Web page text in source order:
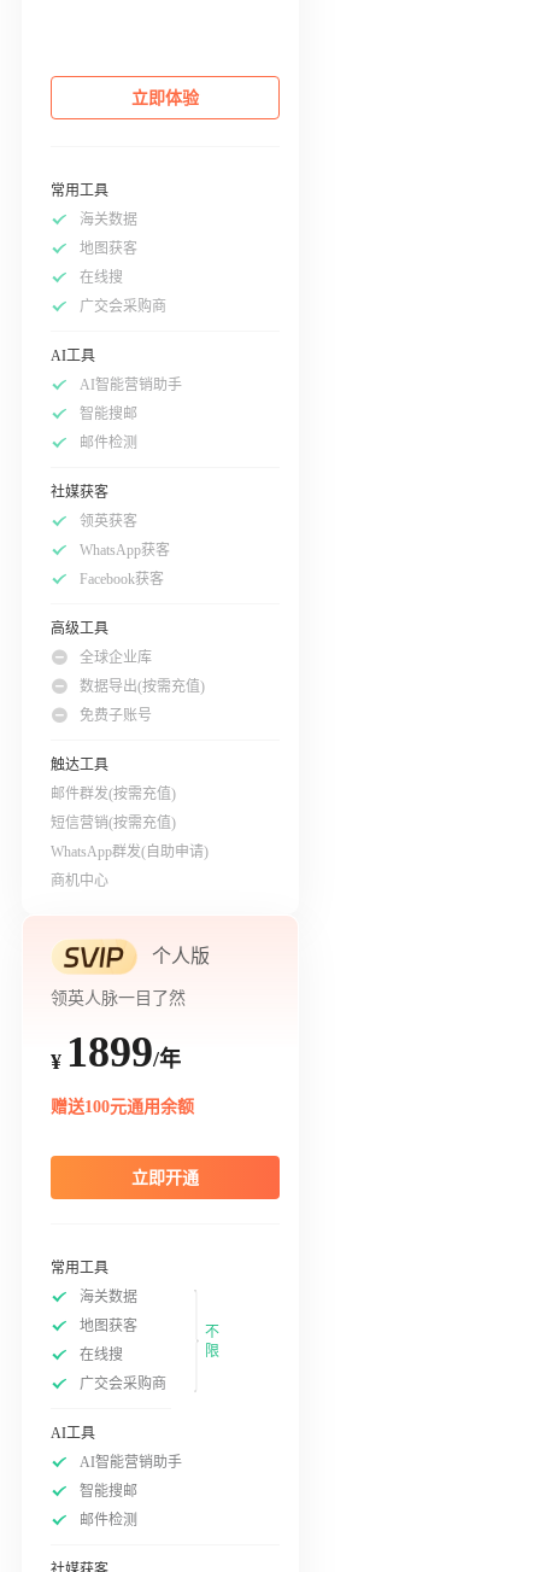
立即体验
常用工具
海关数据
地图获客
在线搜
广交会采购商
AI工具
AI智能营销助手
智能搜邮
邮件检测
社媒获客
领英获客
WhatsApp获客
Facebook获客
高级工具
全球企业库
数据导出(按需充值)
免费子账号
触达工具
邮件群发(按需充值)
短信营销(按需充值)
WhatsApp群发(自助申请)
商机中心
个人版
领英人脉一目了然
¥ 1899/年
赠送100元通用余额
立即开通
常用工具
海关数据
地图获客
在线搜
广交会采购商
不
限
AI工具
AI智能营销助手
智能搜邮
邮件检测